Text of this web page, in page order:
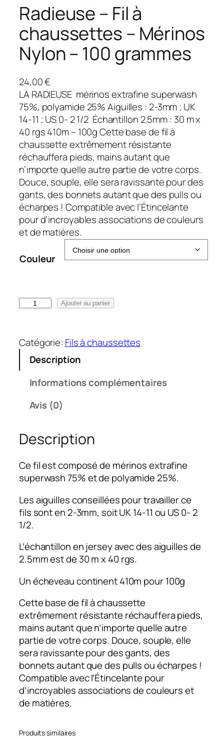
Radieuse – Fil à
chaussettes – Mérinos
Nylon – 100 grammes
24,00€
LA RADIEUSE mérinos extrafine superwash
75%, polyamide 25% Aiguilles : 2-3mm ; UK
14-11 ; US 0- 2 1/2 Échantillon 2.5mm : 30 m x
40 rgs 410m – 100g Cette base de fil à
chaussette extrêmement résistante
réchauffera pieds, mains autant que
n’importe quelle autre partie de votre corps.
Douce, souple, elle sera ravissante pour des
gants, des bonnets autant que des pulls ou
écharpes ! Compatible avec l’Étincelante
pour d’incroyables associations de couleurs
et de matières.
Couleur
n
a
i
e
s
e
–
F
i
l
à
h
a
u
s
s
e
t
t
e
–
Ajouter au panier
Catégorie: Fils à chaussettes
Description
Informations complémentaires
Avis (0)
Description
Ce fil est composé de mérinos extrafine
superwash 75% et de polyamide 25%.
Les aiguilles conseillées pour travailler ce
fils sont en 2-3mm, soit UK 14-11 ou US 0- 2
1/2.
L’échantillon en jersey avec des aiguilles de
2.5mm est de 30 m x 40 rgs.
Un écheveau continent 410m pour 100g
Cette base de fil à chaussette
extrêmement résistante réchauffera pieds,
mains autant que n’importe quelle autre
partie de votre corps. Douce, souple, elle
sera ravissante pour des gants, des
bonnets autant que des pulls ou écharpes !
Compatible avec l’Étincelante pour
d’incroyables associations de couleurs et
de matières.
Produits similaires